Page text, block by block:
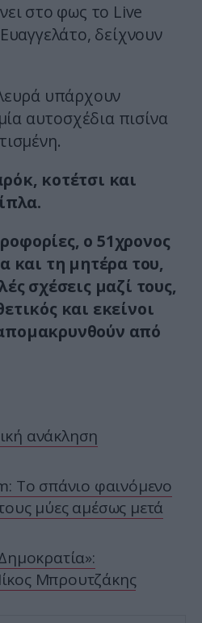
στο φως το Live
δείχνουν
υπάρχουν
αυτοσχέδια πισίνα
κοτέτσι και
ο 51χρονος
και τη μητέρα του,
σχέσεις μαζί τους,
και εκείνοι
από
ανάκληση
Το σπάνιο φαινόμενο
μύες αμέσως μετά
Μπρουτζάκης